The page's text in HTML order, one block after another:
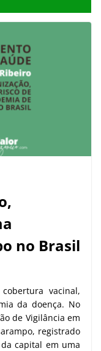
no Brasil
vacinal,
da doença. No
de Vigilância em
registrado
capital em uma